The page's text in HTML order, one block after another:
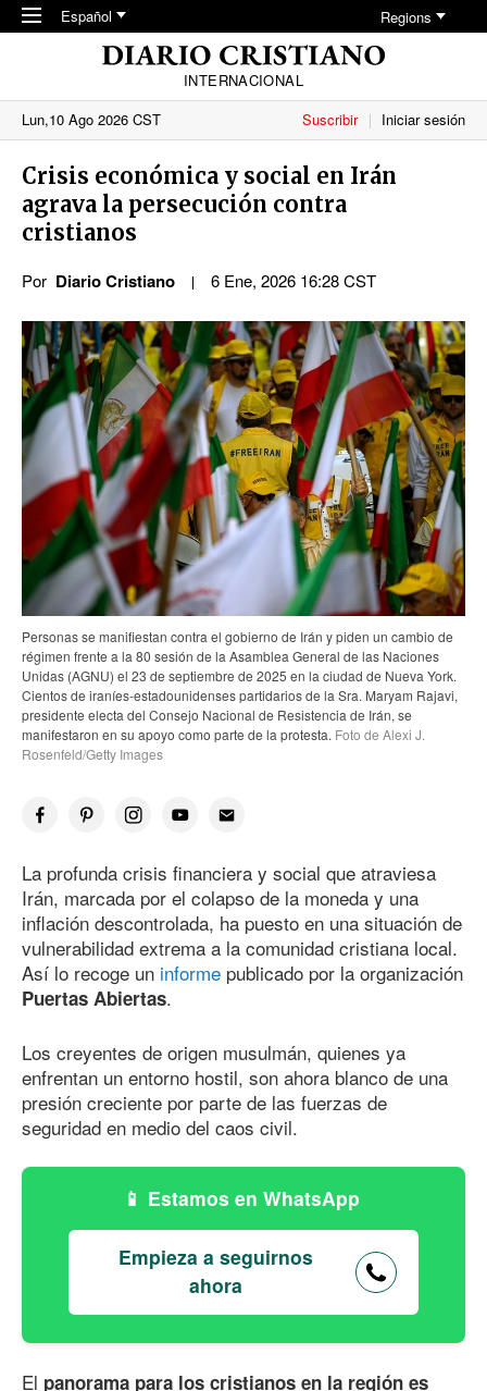
Skip to main content
Español Regions
INTERNACIONAL
Lun,10 Ago 2026 CST
Suscribir Iniciar sesión
Crisis económica y social en Irán
agrava la persecución contra
cristianos
Por Diario Cristiano 6 Ene, 2026 16:28 CST
Personas se manifiestan contra el gobierno de Irán y piden un cambio de
régimen frente a la 80 sesión de la Asamblea General de las Naciones
Unidas (AGNU) el 23 de septiembre de 2025 en la ciudad de Nueva York.
Cientos de iraníes-estadounidenses partidarios de la Sra. Maryam Rajavi,
presidente electa del Consejo Nacional de Resistencia de Irán, se
manifestaron en su apoyo como parte de la protesta. Foto de Alexi J.
Rosenfeld/Getty Images
La profunda crisis financiera y social que atraviesa
Irán, marcada por el colapso de la moneda y una
inflación descontrolada, ha puesto en una situación de
vulnerabilidad extrema a la comunidad cristiana local.
Así lo recoge un informe publicado por la organización
Puertas Abiertas.
Los creyentes de origen musulmán, quienes ya
enfrentan un entorno hostil, son ahora blanco de una
presión creciente por parte de las fuerzas de
seguridad en medio del caos civil.
Estamos en WhatsApp
Empieza a seguirnos
ahora
El panorama para los cristianos en la región es